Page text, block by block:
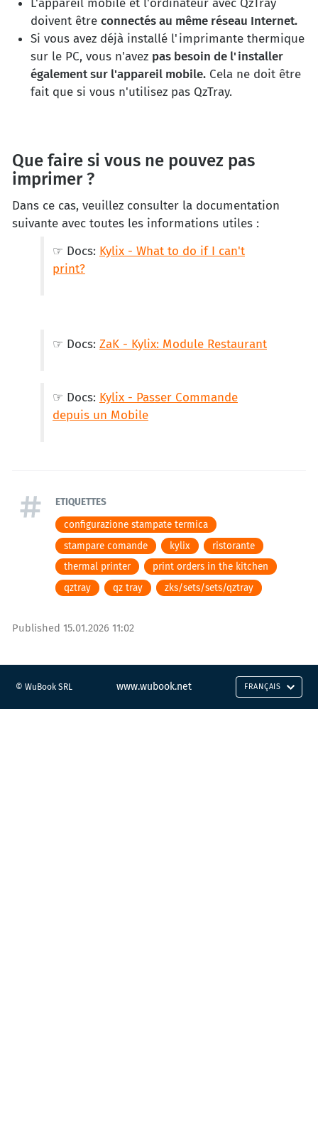
L'appareil mobile et l'ordinateur avec QzTray
doivent être connectés au même réseau Internet.
Si vous avez déjà installé l'imprimante thermique
sur le PC, vous n'avez pas besoin de l'installer
également sur l'appareil mobile.Cela ne doit être
fait que si vous n'utilisez pas QzTray.
Que faire si vous ne pouvez pas
imprimer ?
Dans ce cas, veuillez consulter la documentation
suivante avec toutes les informations utiles :
☞ Docs: Kylix - What to do if I can't
print?
☞ Docs: ZaK - Kylix: Module Restaurant
☞ Docs: Kylix - Passer Commande
depuis un Mobile
ETIQUETTES
configurazione stampate termica
stampare comande
kylix
ristorante
thermal printer
print orders in the kitchen
qztray
qz tray zks/sets/sets/qztray
Published 15.01.2026 11:02
© WuBook SRL www.wubook.net FRANÇAIS